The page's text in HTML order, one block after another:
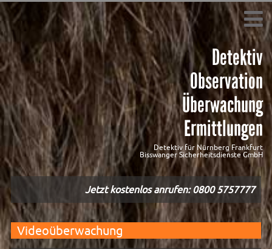
Detektiv
Observation
Überwachung
Ermittlungen
Detektiv für Nürnberg Frankfurt
Bisswanger Sicherheitsdienste GmbH
Jetzt kostenlos anrufen:0800 5757777
Videoüberwachung